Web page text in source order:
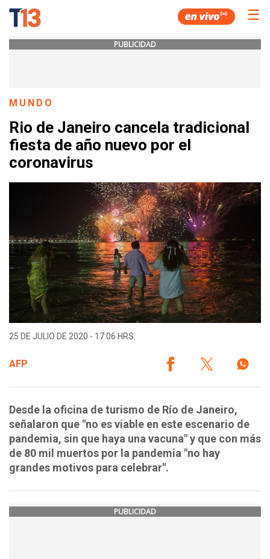
☰
PUBLICIDAD
MUNDO
Rio de Janeiro cancela tradicional
fiesta de año nuevo por el
coronavirus
25 DE JULIO DE 2020 - 17:06 HRS.
AFP
Desde la oficina de turismo de Río de Janeiro,
señalaron que "no es viable en este escenario de
pandemia, sin que haya una vacuna" y que con más
de 80 mil muertos por la pandemia "no hay
grandes motivos para celebrar".
PUBLICIDAD